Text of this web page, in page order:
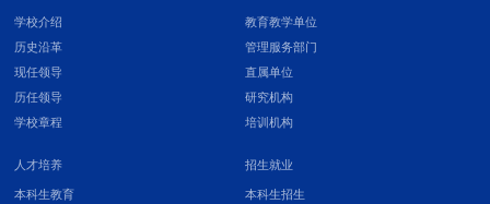
学校介绍
历史沿革
现任领导
历任领导
学校章程
教育教学单位
管理服务部门
直属单位
研究机构
培训机构
人才培养
本科生教育
招生就业
本科生招生